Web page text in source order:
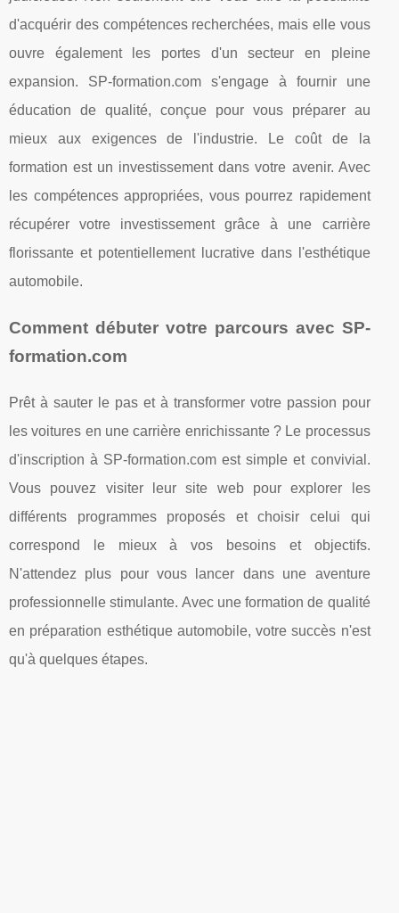
d'acquérir des compétences recherchées, mais elle vous
ouvre également les portes d'un secteur en pleine
expansion. SP-formation.com s'engage à fournir une
éducation de qualité, conçue pour vous préparer au
mieux aux exigences de l'industrie. Le coût de la
formation est un investissement dans votre avenir. Avec
les compétences appropriées, vous pourrez rapidement
récupérer votre investissement grâce à une carrière
florissante et potentiellement lucrative dans l'esthétique
automobile.
Comment débuter votre parcours avec SP-
formation.com
Prêt à sauter le pas et à transformer votre passion pour
les voitures en une carrière enrichissante ? Le processus
d'inscription à SP-formation.com est simple et convivial.
Vous pouvez visiter leur site web pour explorer les
différents programmes proposés et choisir celui qui
correspond le mieux à vos besoins et objectifs.
N'attendez plus pour vous lancer dans une aventure
professionnelle stimulante. Avec une formation de qualité
en préparation esthétique automobile, votre succès n'est
qu'à quelques étapes.